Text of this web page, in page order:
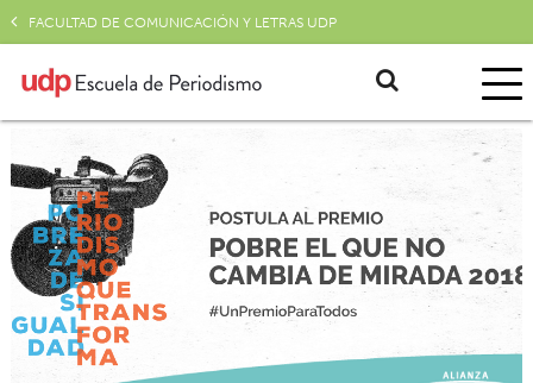
FACULTAD DE COMUNICACIÓN Y LETRAS UDP